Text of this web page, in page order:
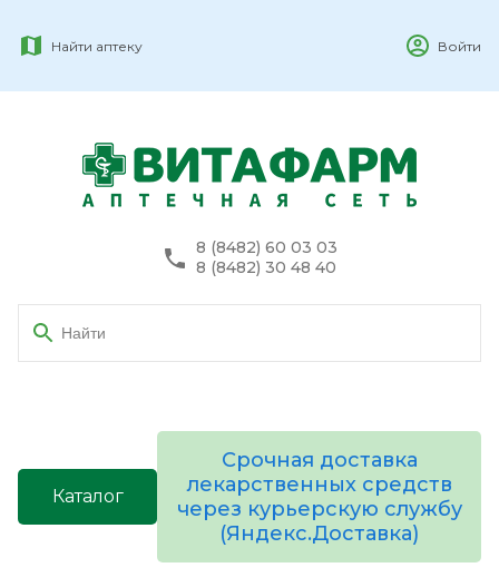
Найти аптеку Войти
8 (8482) 60 03 03
8 (8482) 30 48 40
Каталог
Срочная доставка
лекарственных средств
через курьерскую службу
(Яндекс.Доставка)